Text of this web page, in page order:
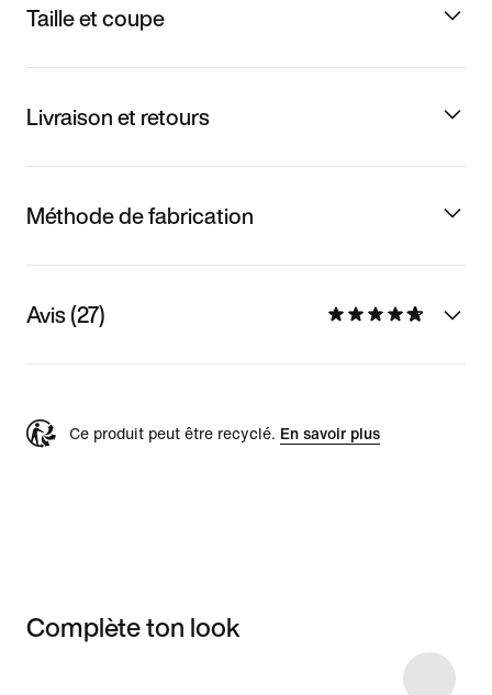
Taille et coupe
Livraison et retours
Méthode de fabrication
Avis (27)
Ce produit peut être recyclé. En savoir plus
Complète ton look